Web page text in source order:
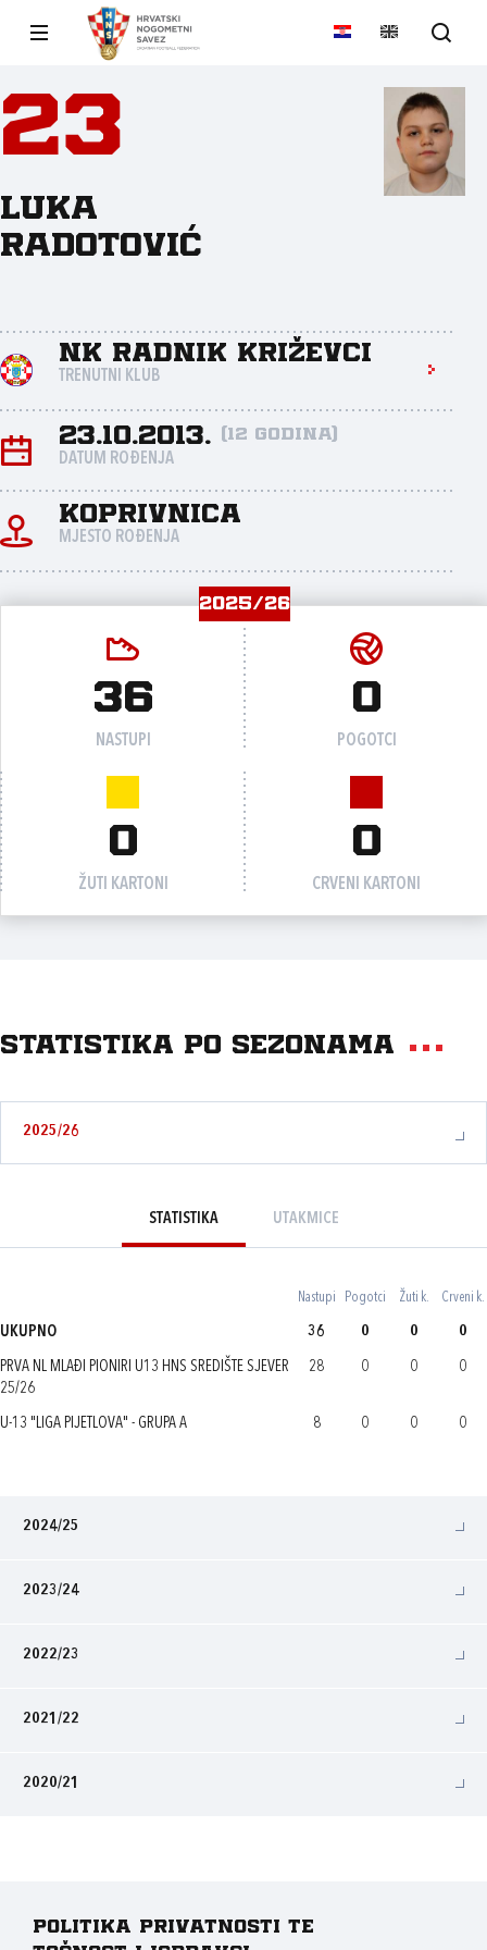
23
Luka
Radotović
NK Radnik Križevci
TRENUTNI KLUB
23.10.2013. (12 godina)
DATUM ROĐENJA
Koprivnica
MJESTO ROĐENJA
2025/26
36
NASTUPI
0
POGOTCI
0
ŽUTI KARTONI
0
CRVENI KARTONI
Statistika po sezonama
2025/26
STATISTIKA UTAKMICE
Nastupi Pogotci Žuti k. Crveni k.
UKUPNO 36 0 0 0
PRVA NL MLAĐI PIONIRI U13 HNS SREDIŠTE SJEVER
25/26
28 0 0 0
U-13 "LIGA PIJETLOVA" - GRUPA A 8 0 0 0
2024/25
2023/24
2022/23
2021/22
2020/21
Politika privatnosti te